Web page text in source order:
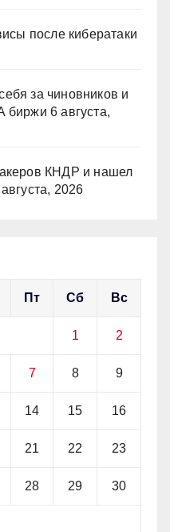
после кибератаки
за чиновников и
биржи 6 августа,
КНДР и нашел
2026
Пт Сб Вс
1 2
7 8 9
14 15 16
21 22 23
28 29 30